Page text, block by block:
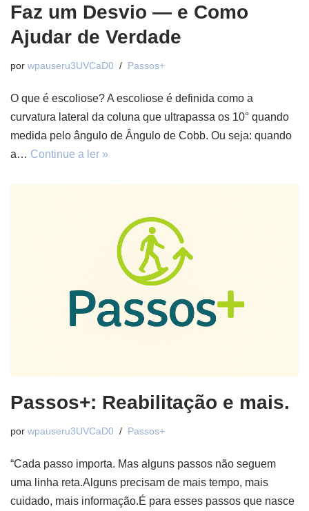
Faz um Desvio — e Como
Ajudar de Verdade
por wpauseru3UVCaD0 Passos+
O que é escoliose? A escoliose é definida como a
curvatura lateral da coluna que ultrapassa os 10° quando
medida pelo ângulo de Ângulo de Cobb. Ou seja: quando
a… Continue a ler »
Passos+: Reabilitação e mais.
por wpauseru3UVCaD0 Passos+
“Cada passo importa. Mas alguns passos não seguem
uma linha reta.Alguns precisam de mais tempo, mais
cuidado, mais informação.É para esses passos que nasce